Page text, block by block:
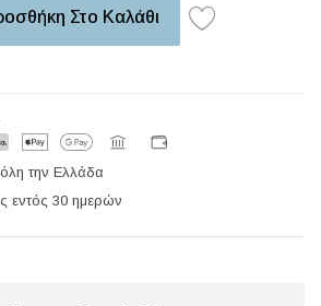
Στο Καλάθι
την Ελλάδα
εντός 30 ημερών